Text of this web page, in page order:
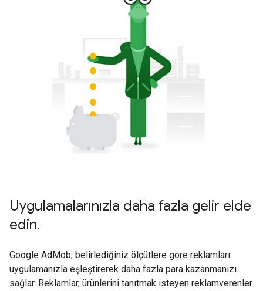
Uygulamalarınızla daha fazla gelir elde
edin.
Google AdMob, belirlediğiniz ölçütlere göre reklamları
uygulamanızla eşleştirerek daha fazla para kazanmanızı
sağlar. Reklamlar, ürünlerini tanıtmak isteyen reklamverenler